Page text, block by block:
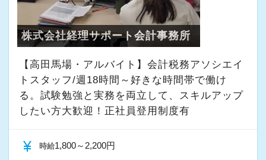
株式会社経理サポート会計事務所
【高田馬場・アルバイト】会計税務アソシエイ
トスタッフ/週18時間～好きな時間帯で働け
る。試験勉強と実務を両立して、スキルアップ
したい方大歓迎！正社員登用制度有
currency_yen 時給1,800～2,200円